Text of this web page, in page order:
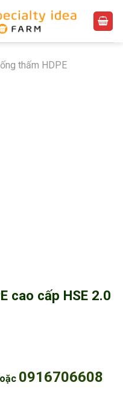
thấm HDPE
cao cấp HSE 2.0
0916706608